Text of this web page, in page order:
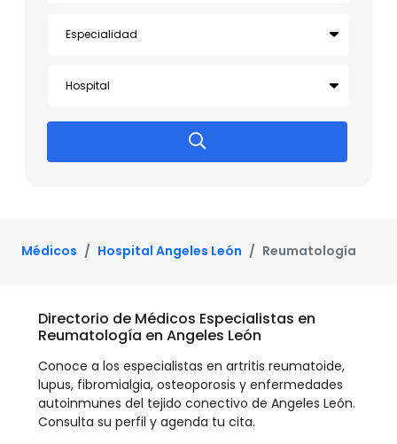
Médicos Hospital Angeles León Reumatología
Directorio de Médicos Especialistas en
Reumatología en Angeles León
Conoce a los especialistas en artritis reumatoide,
lupus, fibromialgia, osteoporosis y enfermedades
autoinmunes del tejido conectivo de Angeles León.
Consulta su perfil y agenda tu cita.